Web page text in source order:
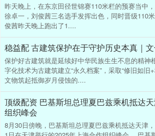
昨天晚上，在东京田径世锦赛110米栏的预赛当中
徐卓一，刘俊茜三名选手发挥出色，同时晋级110
俊茜昨天晚上跑出了1....
稳益配 古建筑保护在于守护历史本真｜
保护好古建筑就是延续好中华民族生生不息的精神
字化技术为古建筑建立“永久档案”，采取“修旧如旧
文物筑起抵御岁月侵蚀的....
顶级配资 巴基斯坦总理夏巴兹乘机抵达
组织峰会
8月30日傍晚，巴基斯坦总理夏巴兹乘机抵达天津